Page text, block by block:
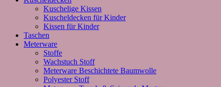
Kuschelige Kissen
Kuscheldecken für Kinder
Kissen für Kinder
Taschen
Meterware
Stoffe
Wachstuch Stoff
Meterware Beschichtete Baumwolle
Polyester Stoff